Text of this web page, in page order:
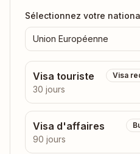
Sélectionnez votre
Union Européenne
Visa touriste
30 jours
Visa
Visa d'affaires
90 jours